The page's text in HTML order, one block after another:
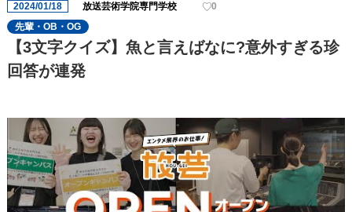
2024/01/18 放送芸術学院専門学校
0
先輩・OB・OG
【3文字クイズ】魚と言えばなに?意外すぎる珍
回答が連発